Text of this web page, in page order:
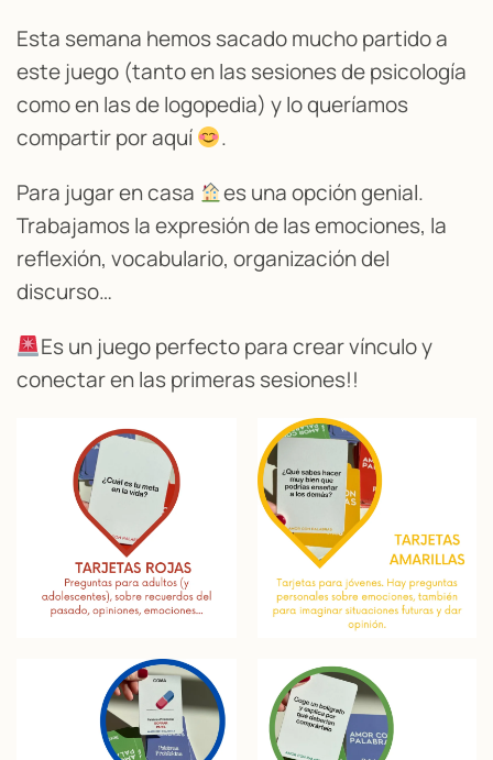
Esta semana hemos sacado mucho partido a
este juego (tanto en las sesiones de psicología
como en las de logopedia) y lo queríamos
compartir por aquí
.
Para jugar en casa
es una opción genial.
Trabajamos la expresión de las emociones, la
reflexión, vocabulario, organización del
discurso…
Es un juego perfecto para crear vínculo y
conectar en las primeras sesiones!!